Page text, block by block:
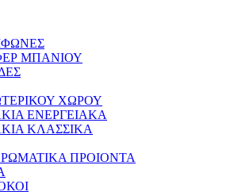
ΜΠΑΝΙΟΥ
ΧΩΡΟΥ
ΕΝΕΡΓΕΙΑΚΑ
ΚΛΑΣΣΙΚΑ
ΠΡΟΙΟΝΤΑ